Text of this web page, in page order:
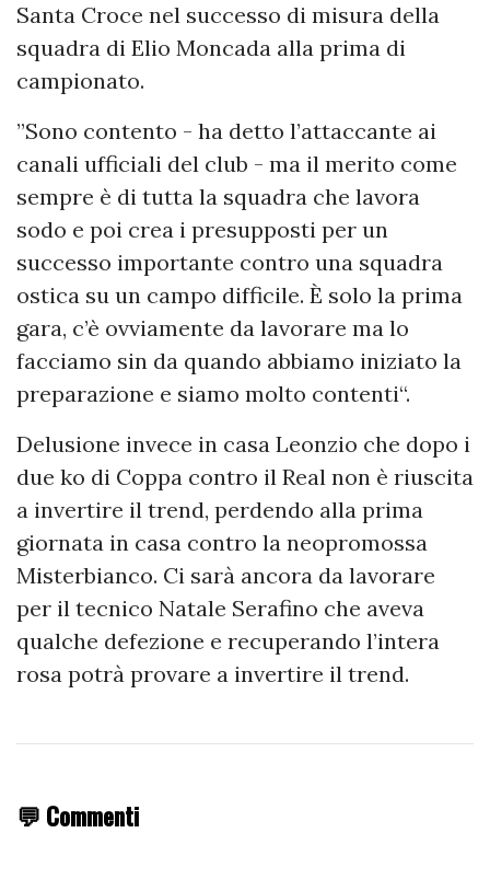
Santa Croce nel successo di misura della
squadra di Elio Moncada alla prima di
campionato.
”Sono contento - ha detto l’attaccante ai
canali ufficiali del club - ma il merito come
sempre è di tutta la squadra che lavora
sodo e poi crea i presupposti per un
successo importante contro una squadra
ostica su un campo difficile. È solo la prima
gara, c’è ovviamente da lavorare ma lo
facciamo sin da quando abbiamo iniziato la
preparazione e siamo molto contenti“.
Delusione invece in casa Leonzio che dopo i
due ko di Coppa contro il Real non è riuscita
a invertire il trend, perdendo alla prima
giornata in casa contro la neopromossa
Misterbianco. Ci sarà ancora da lavorare
per il tecnico Natale Serafino che aveva
qualche defezione e recuperando l’intera
rosa potrà provare a invertire il trend.
💬 Commenti